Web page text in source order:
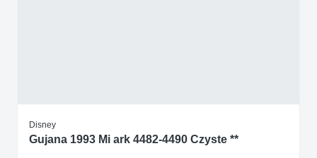
Disney
Gujana 1993 Mi ark 4482-4490 Czyste **